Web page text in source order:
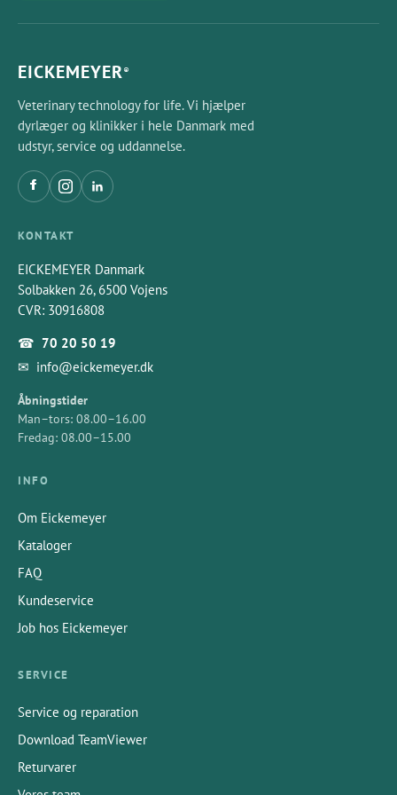
EICKEMEYER®
Veterinary technology for life. Vi hjælper
dyrlæger og klinikker i hele Danmark med
udstyr, service og uddannelse.
KONTAKT
EICKEMEYER Danmark
Solbakken 26, 6500 Vojens
CVR: 30916808
☎ 70 20 50 19
✉ info@eickemeyer.dk
Åbningstider
Man–tors: 08.00–16.00
Fredag: 08.00–15.00
INFO
Om Eickemeyer
Kataloger
FAQ
Kundeservice
Job hos Eickemeyer
SERVICE
Service og reparation
Download TeamViewer
Returvarer